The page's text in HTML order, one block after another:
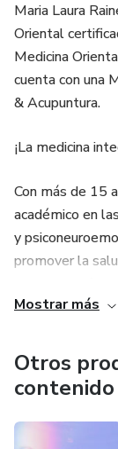
Maria Laura
Oriental
Medicina
cuenta con una
& Acupuntura.
¡La medicina
Con más de 15
académico en
y
promover la
PNL, psicología
desequilibrios.
La Dra. Maria
protocolos de
North Miami o
Mostrar más
Otros
contenido